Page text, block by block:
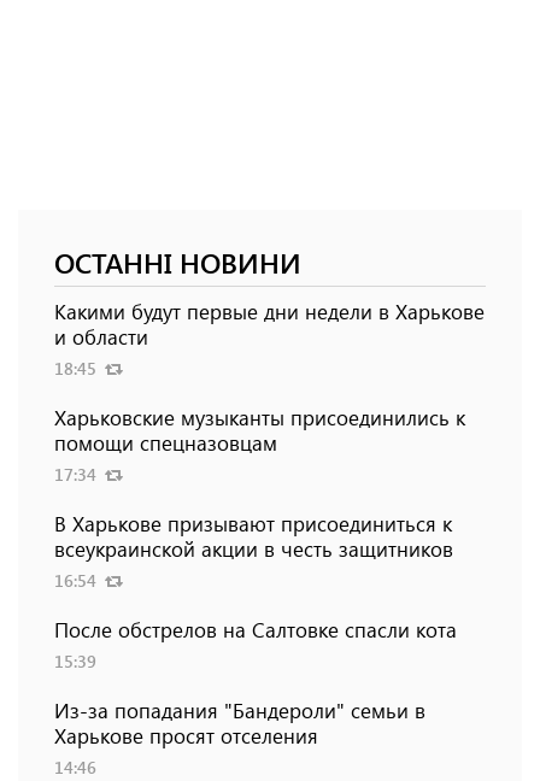
ОСТАННІ НОВИНИ
Какими будут первые дни недели в Харькове
и области
18:45
Харьковские музыканты присоединились к
помощи спецназовцам
17:34
В Харькове призывают присоединиться к
всеукраинской акции в честь защитников
16:54
После обстрелов на Салтовке спасли кота
15:39
Из-за попадания "Бандероли" семьи в
Харькове просят отселения
14:46